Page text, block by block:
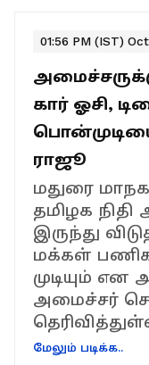
01:56 PM (IST)
கார் ஓசி,
ராஜூ
மதுரை
தமிழக
இருந்து
மக்கள்
முடியும் என
அமைச்சர்
மேலும் படிக்க..